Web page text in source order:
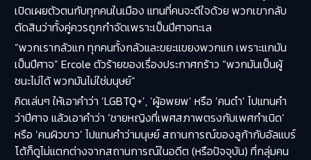
เปิดเผยตัวตนกับทุกคนในเมือง แทนที่คนจะดีใจด้วย พวกเขากลับ
ตัดสินว่าทั้งคู่ควรถูกกำจัดเพราะเป็นปีศาจทะเล
“พวกเรากลัวแก ทุกคนทั้งกลัวและขยะแขยงพวกแก เพราะแกมัน
เป็นปีศาจ” Ercole ตัวร้ายของเรื่องประกาศกร้าว “พวกมันเป็นผู้
ชนะไม่ได้ พวกมันไม่ใช่มนุษย์”
คิดเล่นๆ ให้เอาคำว่า ‘LGBTQ+’, ‘ผู้อพยพ’ หรือ ‘คนดำ’ ไปแทนคำ
ว่าปีศาจ แล้วเอาคำว่า ‘ชายหญิงที่เพศสภาพตรงกับเพศกำเนิด’
หรือ ‘คนผิวขาว’ ไปแทนคำว่ามนุษย์ สถานการณ์ของลูก้ากับอัลแบร์
โต้ก็ดูไม่แตกต่างจากสถานการณ์ในอดีต (หรือปัจจุบัน) ที่กลุ่มคน